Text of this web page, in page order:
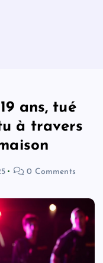
ans, tué
à travers
0 Comments